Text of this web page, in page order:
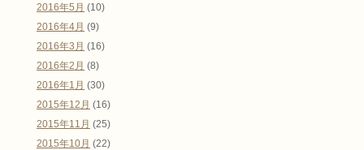
2016年5月 (10)
2016年4月 (9)
2016年3月 (16)
2016年2月 (8)
2016年1月 (30)
2015年12月 (16)
2015年11月 (25)
2015年10月 (22)